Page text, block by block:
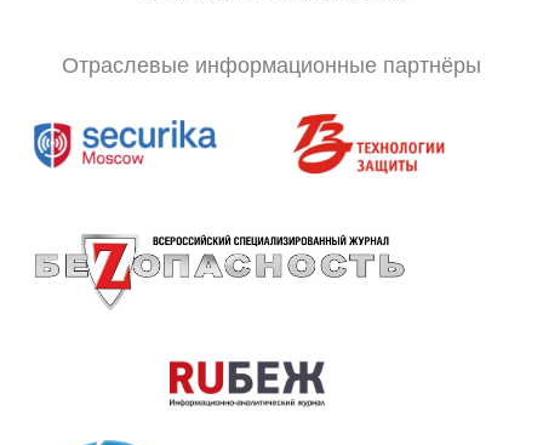
Отраслевые информационные партнёры